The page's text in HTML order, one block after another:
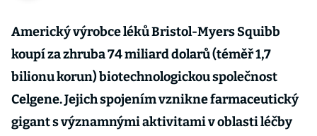
Americký výrobce léků Bristol-Myers Squibb
koupí za zhruba 74 miliard dolarů (téměř 1,7
bilionu korun) biotechnologickou společnost
Celgene. Jejich spojením vznikne farmaceutický
gigant s významnými aktivitami v oblasti léčby